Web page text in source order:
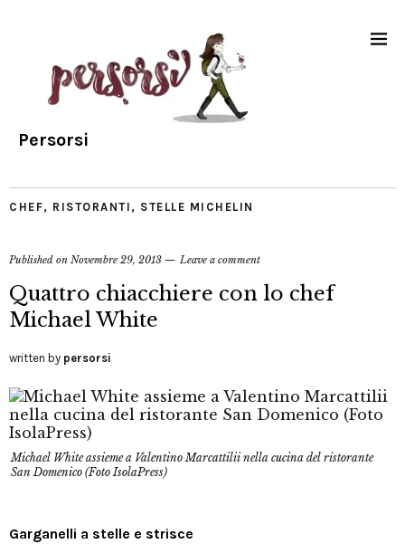
Persorsi
CHEF, RISTORANTI , STELLE MICHELIN
Published on Novembre 29, 2013 Leave a comment
Quattro chiacchiere con lo chef
Michael White
written by persorsi
Michael White assieme a Valentino Marcattilii nella cucina del ristorante
San Domenico (Foto IsolaPress)
Garganelli a stelle e strisce